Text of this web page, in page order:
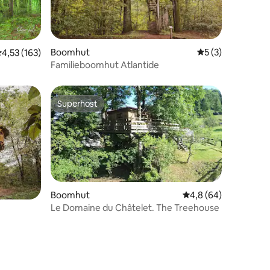
beoordeling van 4,53 uit 5, 163 recensies
4,53 (163)
Boomhut Gemiddelde
5 (3)
Familieboomhut Atlantide
Superhost
Superhost
Boomhut Gemiddelde
4,8 (64)
Le Domaine du Châtelet. The Treehouse